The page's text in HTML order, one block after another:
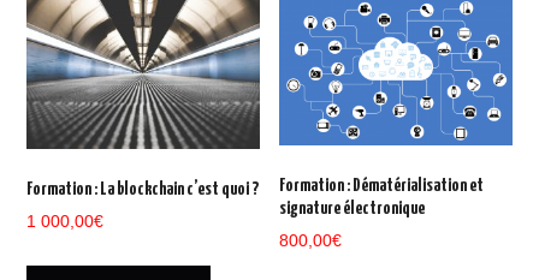
Formation : La blockchain c’est quoi ?
1 000,00€
Formation : Dématérialisation et
signature électronique
800,00€